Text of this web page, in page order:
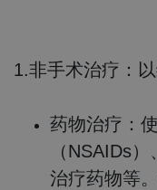
1.非手术治疗：
药物治疗：
（NSAIDs
治疗药物等